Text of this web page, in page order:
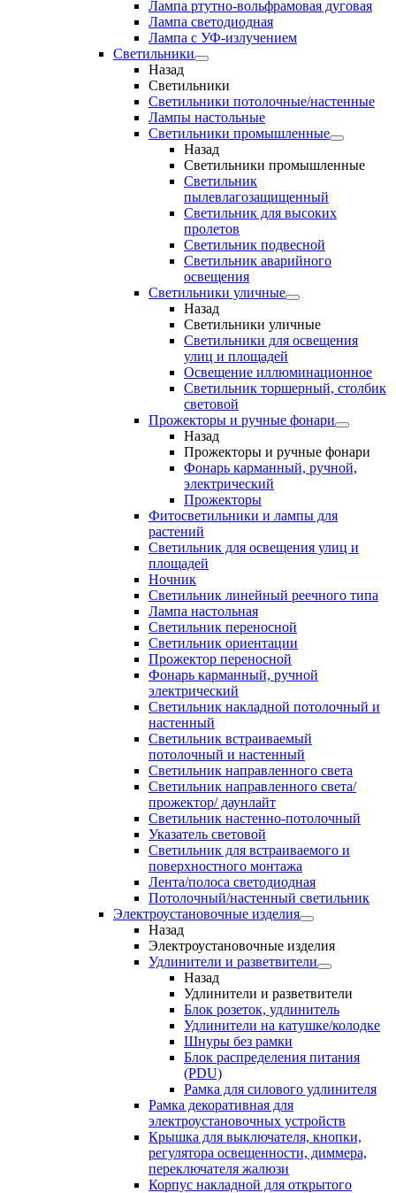
Лампа ртутно-вольфрамовая дуговая
Лампа светодиодная
Лампа с УФ-излучением
Светильники
Назад
Светильники
Светильники потолочные/настенные
Лампы настольные
Светильники промышленные
Назад
Светильники промышленные
Светильник
пылевлагозащищенный
Светильник для высоких
пролетов
Светильник подвесной
Светильник аварийного
освещения
Светильники уличные
Назад
Светильники уличные
Светильники для освещения
улиц и площадей
Освещение иллюминационное
Светильник торшерный, столбик
световой
Прожекторы и ручные фонари
Назад
Прожекторы и ручные фонари
Фонарь карманный, ручной,
электрический
Прожекторы
Фитосветильники и лампы для
растений
Светильник для освещения улиц и
площадей
Ночник
Светильник линейный реечного типа
Лампа настольная
Светильник переносной
Светильник ориентации
Прожектор переносной
Фонарь карманный, ручной
электрический
Светильник накладной потолочный и
настенный
Светильник встраиваемый
потолочный и настенный
Светильник направленного света
Светильник направленного света/
прожектор/ даунлайт
Светильник настенно-потолочный
Указатель световой
Светильник для встраиваемого и
поверхностного монтажа
Лента/полоса светодиодная
Потолочный/настенный светильник
Электроустановочные изделия
Назад
Электроустановочные изделия
Удлинители и разветвители
Назад
Удлинители и разветвители
Блок розеток, удлинитель
Удлинители на катушке/колодке
Шнуры без рамки
Блок распределения питания
(PDU)
Рамка для силового удлинителя
Рамка декоративная для
электроустановочных устройств
Крышка для выключателя, кнопки,
регулятора освещенности, диммера,
переключателя жалюзи
Корпус накладной для открытого